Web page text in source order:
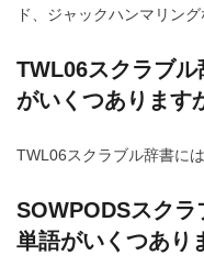
ド、ジャックハンマリング
TWL06スクラブ
がいくつあります
TWL06スクラブル辞書に
SOWPODSスク
単語がいくつあり